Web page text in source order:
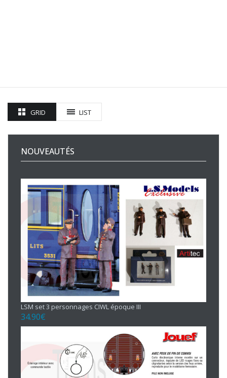
GRID LIST
NOUVEAUTÉS
LSM set 3 personnages CIWL époque III
34.90€